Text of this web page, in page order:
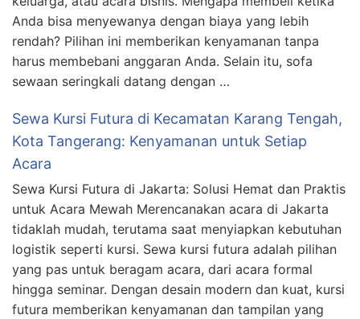
Anda bisa menyewanya dengan biaya yang lebih
rendah? Pilihan ini memberikan kenyamanan tanpa
harus membebani anggaran Anda. Selain itu, sofa
sewaan seringkali datang dengan …
Sewa Kursi Futura di Kecamatan Karang Tengah,
Kota Tangerang: Kenyamanan untuk Setiap
Acara
Sewa Kursi Futura di Jakarta: Solusi Hemat dan Praktis
untuk Acara Mewah Merencanakan acara di Jakarta
tidaklah mudah, terutama saat menyiapkan kebutuhan
logistik seperti kursi. Sewa kursi futura adalah pilihan
yang pas untuk beragam acara, dari acara formal
hingga seminar. Dengan desain modern dan kuat, kursi
futura memberikan kenyamanan dan tampilan yang